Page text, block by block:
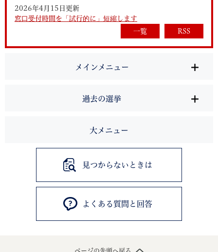
2026年4月15日更新
窓口受付時間を「試行的に」短縮します
一覧
RSS
メインメニュー
過去の選挙
大メニュー
見つからないときは
よくある質問と回答